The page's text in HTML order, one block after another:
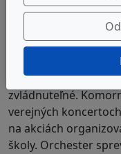
Orchester n
oddelenia, ktoré si
predovšetkým deti,
violiončela od
baroka až po
zvládnuteľné.
verejných
na akciách
školy. Orchester